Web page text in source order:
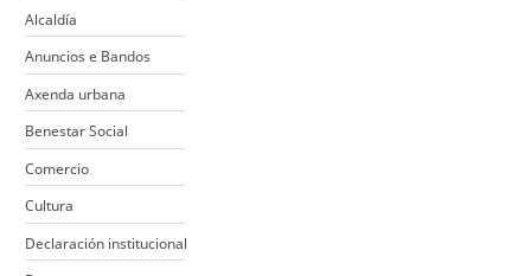
Alcaldía
Anuncios e Bandos
Axenda urbana
Benestar Social
Comercio
Cultura
Declaración institucional